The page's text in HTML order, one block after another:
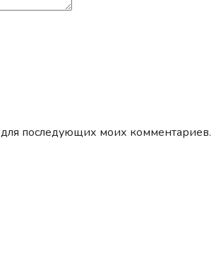
последующих моих комментариев.